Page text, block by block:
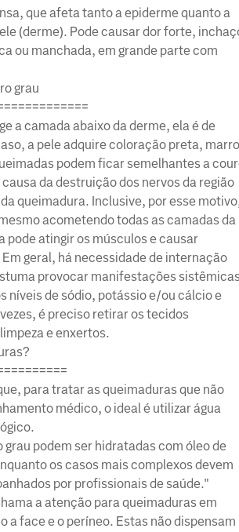
que afeta tanto a epiderme quanto a
(derme). Pode causar dor forte,
ou manchada, em grande parte com
grau
a camada abaixo da derme, ela é de
a pele adquire coloração preta,
podem ficar semelhantes a
da destruição dos nervos da região
queimadura. Inclusive, por esse
acometendo todas as camadas da
pode atingir os músculos e causar
geral, há necessidade de internação
provocar manifestações
níveis de sódio, potássio e/ou cálcio e
é preciso retirar os tecidos
e enxertos.
para tratar as queimaduras que não
médico, o ideal é utilizar água
grau podem ser hidratadas com óleo de
os casos mais complexos devem
por profissionais de saúde."
a atenção para queimaduras em
a face e o períneo. Estas não dispensam